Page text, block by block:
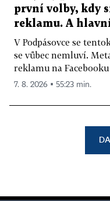
první volby, kdy
reklamu. A
V Podpásovce se
se vůbec nemluví.
reklamu na
7. 8. 2026 ▪ 55:23 min.